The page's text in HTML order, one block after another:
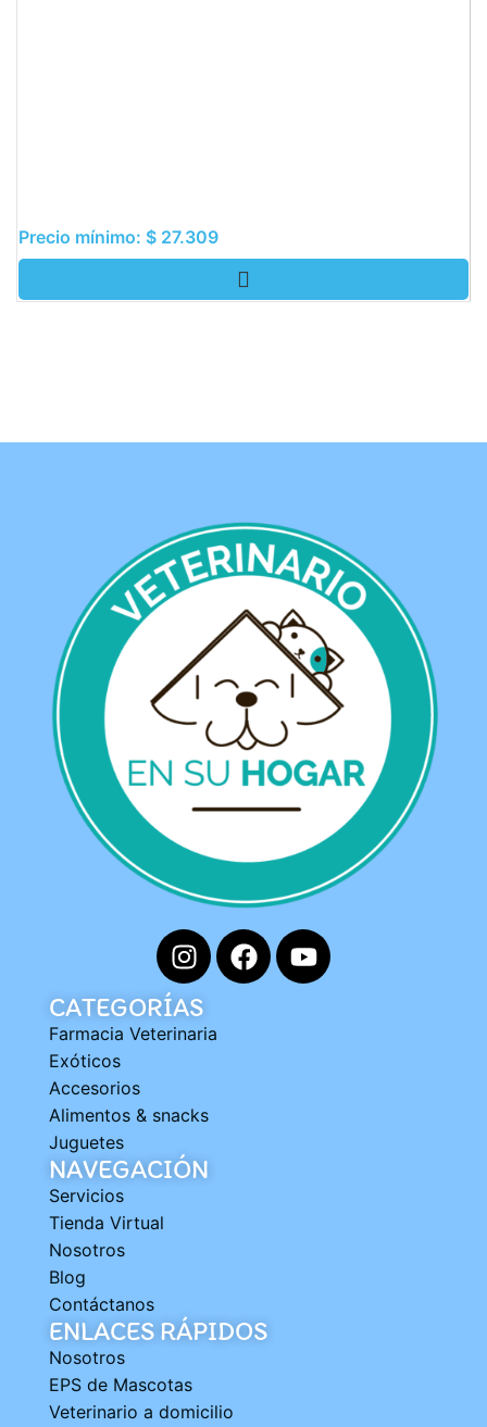
Precio mínimo: $ 27.309
CATEGORÍAS
Farmacia Veterinaria
Exóticos
Accesorios
Alimentos & snacks
Juguetes
NAVEGACIÓN
Servicios
Tienda Virtual
Nosotros
Blog
Contáctanos
ENLACES RÁPIDOS
Nosotros
EPS de Mascotas
Veterinario a domicilio